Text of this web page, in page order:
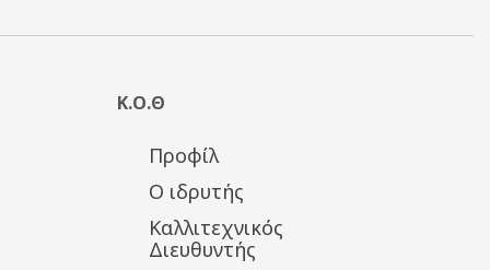
Κ.Ο.Θ
Προφίλ
Ο ιδρυτής
Καλλιτεχνικός
Διευθυντής